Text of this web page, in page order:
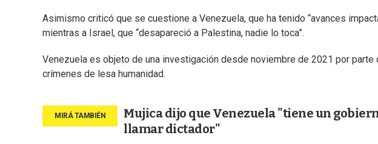
Asimismo criticó que se cuestione a Venezuela, que ha tenido “avances
mientras a Israel, que “desapareció a Palestina, nadie lo toca”.
Venezuela es objeto de una investigación desde noviembre de 2021 por
crímenes de lesa humanidad.
Mujica dijo que Venezuela "tiene un
llamar dictador"